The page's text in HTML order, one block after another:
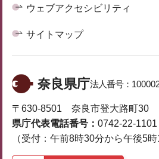
ウェブアクセシビリティ
サイトマップ
奈良県庁法人番号：
〒630-8501 奈良市登大路町30
県庁代表電話番号： 0742-22-1101
（受付：午前8時30分から午後5時